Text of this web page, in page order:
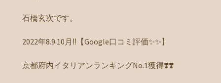
石橋玄次です。
2022年8.9.10月‼️【Google口コミ評価✨✨】
京都府内イタリアンランキングNo.1獲得❣️❣️